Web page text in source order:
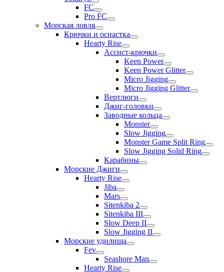
FC
Pro FC
Морская ловля
Крючки и оснастка
Hearty Rise
Ассист-крючки
Keen Power
Keen Power Glitter
Micro Jigging
Micro Jigging Glitter
Вертлюги
Джиг-головки
Заводные кольца
Monster
Slow Jigging
Monster Game Split Ring
Slow Jigging Solid Ring
Карабины
Морские Джиги
Hearty Rise
Jiba
Mars
Sitenkiba 2
Sitenkiba III
Slow Deep II
Slow Jigging II
Морские удилища
Fev
Seashore Man
Hearty Rise